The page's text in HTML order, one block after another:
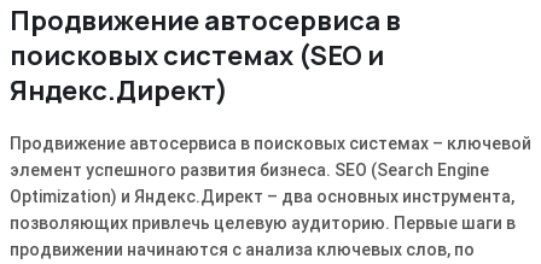
Продвижение автосервиса в
поисковых системах (SEO и
Яндекс.Директ)
Продвижение автосервиса в поисковых системах – ключевой
элемент успешного развития бизнеса. SEO (Search Engine
Optimization) и Яндекс.Директ – два основных инструмента,
позволяющих привлечь целевую аудиторию. Первые шаги в
продвижении начинаются с анализа ключевых слов, по